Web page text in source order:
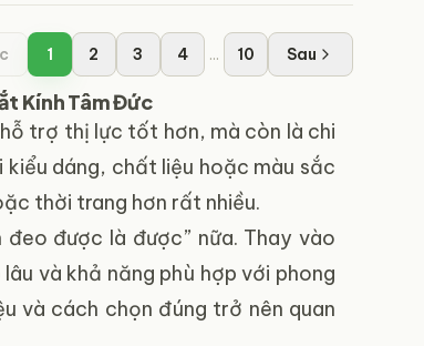
1 2 3 4 ... 10 Sau
Kính Tâm Đức
trợ thị lực tốt hơn, mà còn là chi
dáng, chất liệu hoặc màu sắc
thời trang hơn rất nhiều.
đeo được là được” nữa. Thay vào
và khả năng phù hợp với phong
và cách chọn đúng trở nên quan